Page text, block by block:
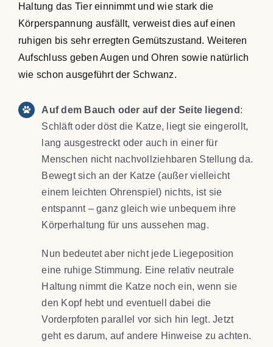
Haltung das Tier einnimmt und wie stark die
Körperspannung ausfällt, verweist dies auf einen
ruhigen bis sehr erregten Gemütszustand. Weiteren
Aufschluss geben Augen und Ohren sowie natürlich
wie schon ausgeführt der Schwanz.
Auf dem Bauch oder auf der Seite liegend :
Schläft oder döst die Katze, liegt sie eingerollt,
lang ausgestreckt oder auch in einer für
Menschen nicht nachvollziehbaren Stellung da.
Bewegt sich an der Katze (außer vielleicht
einem leichten Ohrenspiel) nichts, ist sie
entspannt – ganz gleich wie unbequem ihre
Körperhaltung für uns aussehen mag.
Nun bedeutet aber nicht jede Liegeposition
eine ruhige Stimmung. Eine relativ neutrale
Haltung nimmt die Katze noch ein, wenn sie
den Kopf hebt und eventuell dabei die
Vorderpfoten parallel vor sich hin legt. Jetzt
geht es darum, auf andere Hinweise zu achten.